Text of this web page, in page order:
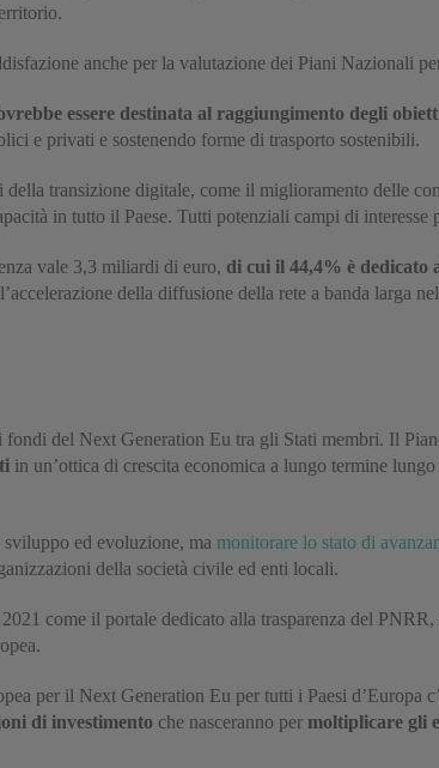
anche per la valutazione dei Piani Nazionali
essere destinata al raggiungimento degli
e privati e sostenendo forme di trasporto sostenibili.
transizione digitale, come il miglioramento delle
in tutto il Paese. Tutti potenziali campi di interesse
vale 3,3 miliardi di euro, di cui il 44,4% è dedicato
della diffusione della rete a banda larga
del Next Generation Eu tra gli Stati membri. Il
in un’ottica di crescita economica a lungo termine
ed evoluzione, ma monitorare lo stato di
della società civile ed enti locali.
come il portale dedicato alla trasparenza del
per il Next Generation Eu per tutti i Paesi d’Europa
di investimento che nasceranno per moltiplicare gli